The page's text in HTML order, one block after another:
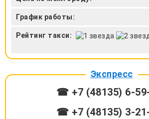
График работы:
Рейтинг такси:
Экспресс
☎ +7 (48135) 6-
☎ +7 (48135) 3-